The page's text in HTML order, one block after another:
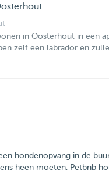
in Oosterhout in een
zelf een labrador en
hondenopvang in de
heen moeten. Petbnb